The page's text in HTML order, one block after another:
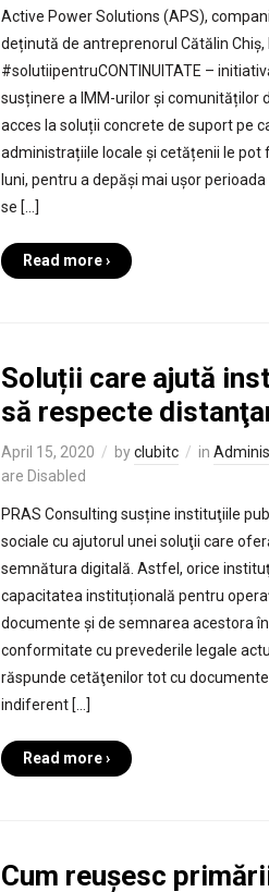
Active Power Solutions (APS),
deținută de antreprenorul Cătălin Chiș,
#solutiipentruCONTINUITATE –
susținere a IMM-urilor și comunităților
acces la soluții concrete de suport pe
administrațiile locale și cetățenii le
luni, pentru a depăși mai ușor
se […]
Read more ›
Soluții care ajută
să respecte
April 15, 2020 byclubitc in
are Disabled
PRAS Consulting susține instituţiile
sociale cu ajutorul unei soluţii care
semnătura digitală. Astfel, orice
capacitatea instituțională pentru
documente și de semnarea acestora
conformitate cu prevederile legale
răspunde cetăţenilor tot cu
indiferent […]
Read more ›
Cum reușesc